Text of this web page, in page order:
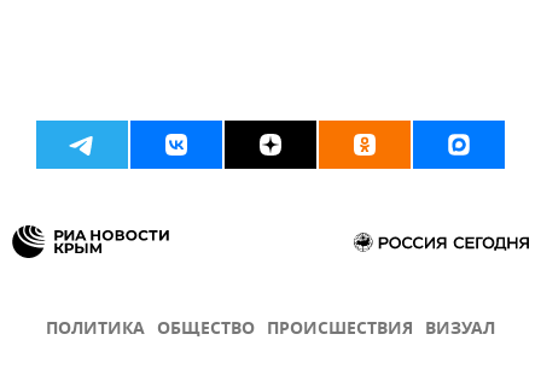
ПОЛИТИКА ОБЩЕСТВО ПРОИСШЕСТВИЯ ВИЗУАЛ